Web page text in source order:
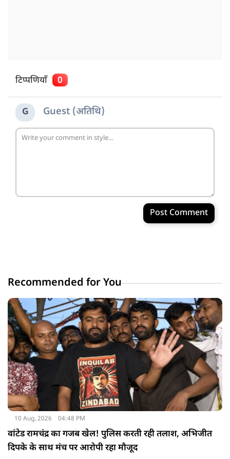
टिप्पणियाँ 0
G Guest (अतिथि)
Post Comment
Recommended for You
10 Aug, 2026 04:48 PM
वांटेड रामचंद्र का गजब खेल! पुलिस करती रही तलाश, अभिजीत
दिपके के साथ मंच पर आरोपी रहा मौजूद